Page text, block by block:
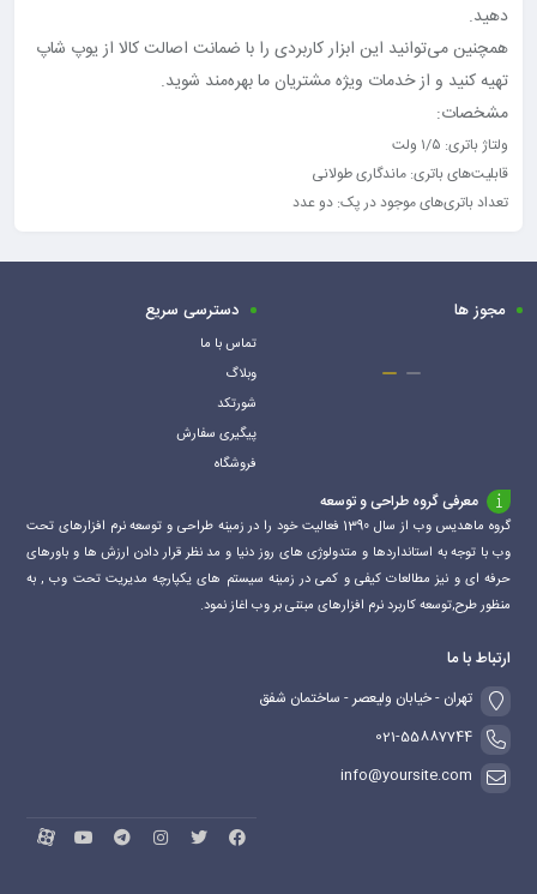
دهید.
همچنین می‌توانید این ابزار کاربردی را با ضمانت اصالت کالا از یوپ شاپ
تهیه کنید و از خدمات ویژه مشتریان ما بهره‌مند شوید.
مشخصات:
ولتاژ باتری: ۱/۵ ولت
قابلیت‌های باتری: ماندگاری طولانی
تعداد باتری‌های موجود در پک: دو عدد
مجوز ها دسترسی سریع
تماس با ما
وبلاگ
شورتکد
پیگیری سفارش
فروشگاه
معرفی گروه طراحی و توسعه
گروه ماهدیس وب از سال 1390 فعالیت خود را در زمینه طراحی و توسعه نرم افزارهای تحت
وب با توجه به استانداردها و متدولوژی های روز دنیا و مد نظر قرار دادن ارزش ها و باورهای
حرفه ای و نیز مطالعات کیفی و کمی در زمینه سیستم های یکپارچه مدیریت تحت وب , به
منظور طرح,توسعه کاربرد نرم افزارهای مبتنی بر وب اغاز نمود.
ارتباط با ما
تهران - خیابان ولیعصر - ساختمان شفق
021-55887744
info@yoursite.com